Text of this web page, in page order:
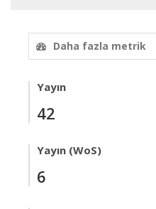
Daha fazla metrik
Yayın
42
Yayın (WoS)
6